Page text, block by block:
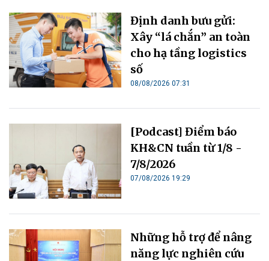
Định danh bưu gửi:
Xây “lá chắn” an toàn
cho hạ tầng logistics
số
08/08/2026 07:31
[Podcast] Điểm báo
KH&CN tuần từ 1/8 -
7/8/2026
07/08/2026 19:29
Những hỗ trợ để nâng
năng lực nghiên cứu